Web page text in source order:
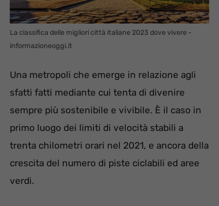
La classifica delle migliori città italiane 2023 dove vivere -
informazioneoggi.it
Una metropoli che emerge in relazione agli
sfatti fatti mediante cui tenta di divenire
sempre più sostenibile e vivibile. È il caso in
primo luogo dei limiti di velocità stabili a
trenta chilometri orari nel 2021, e ancora della
crescita del numero di piste ciclabili ed aree
verdi.